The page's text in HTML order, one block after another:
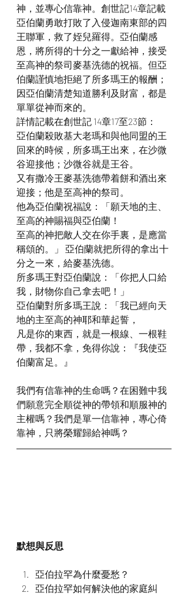
神，並專心信靠神。創世記14章記載
亞伯蘭勇敢打敗了入侵迦南東部的四
王聯軍，救了姪兒羅得。亞伯蘭感
恩，將所得的十分之一獻給神，接受
至高神的祭司麥基洗德的祝福。但亞
伯蘭謹慎地拒絕了所多瑪王的報酬；
因亞伯蘭清楚知道勝利及財富，都是
單單從神而來的。
詳情記載在創世記 14章17至23節：
亞伯蘭殺敗基大老瑪和與他同盟的王
回來的時候，所多瑪王出來，在沙微
谷迎接他；沙微谷就是王谷。
又有撒冷王麥基洗德帶着餅和酒出來
迎接；他是至高神的祭司。
他為亞伯蘭祝福說：「願天地的主、
至高的神賜福與亞伯蘭！
至高的神把敵人交在你手裏，是應當
稱頌的。」 亞伯蘭就把所得的拿出十
分之一來，給麥基洗德。
所多瑪王對亞伯蘭說：「你把人口給
我，財物你自己拿去吧！」
亞伯蘭對所多瑪王說：「我已經向天
地的主至高的神耶和華起誓，
凡是你的東西，就是一根線、一根鞋
帶，我都不拿，免得你說：『我使亞
伯蘭富足。』
我們有信靠神的生命嗎？在困難中我
們願意完全順從神的帶領和順服神的
主權嗎？我們是單一信靠神，專心倚
靠神，只將榮耀歸給神嗎？
默想與反思
亞伯拉罕為什麼憂愁？
亞伯拉罕如何解決他的家庭糾